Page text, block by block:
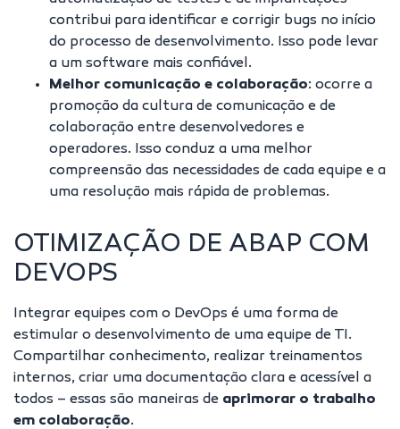
contribui para identificar e corrigir bugs no início
do processo de desenvolvimento. Isso pode levar
a um software mais confiável.
Melhor comunicação e colaboração: ocorre a
promoção da cultura de comunicação e de
colaboração entre desenvolvedores e
operadores. Isso conduz a uma melhor
compreensão das necessidades de cada equipe e a
uma resolução mais rápida de problemas.
OTIMIZAÇÃO DE ABAP COM
DEVOPS
Integrar equipes com o DevOps é uma forma de
estimular o desenvolvimento de uma equipe de TI.
Compartilhar conhecimento, realizar treinamentos
internos, criar uma documentação clara e acessível a
todos – essas são maneiras de aprimorar o trabalho
em colaboração.